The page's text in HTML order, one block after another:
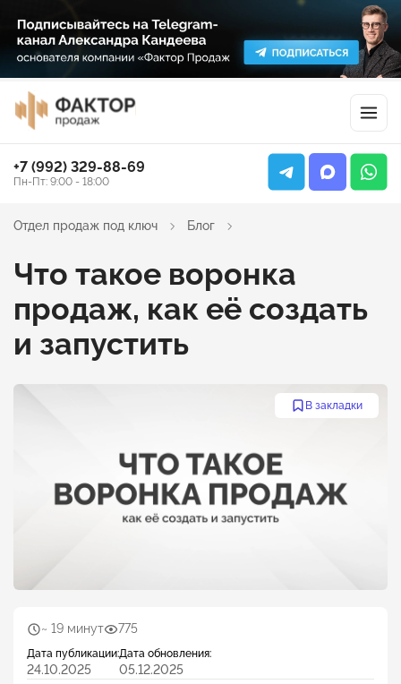
+7 (992) 329-88-69
Пн-Пт: 9:00 - 18:00
Отдел продаж под ключ Блог
Что такое воронка
продаж, как её создать
и запустить
В закладки
Дата публикации:
24.10.2025
Дата обновления:
05.12.2025
~ 19 минут 775